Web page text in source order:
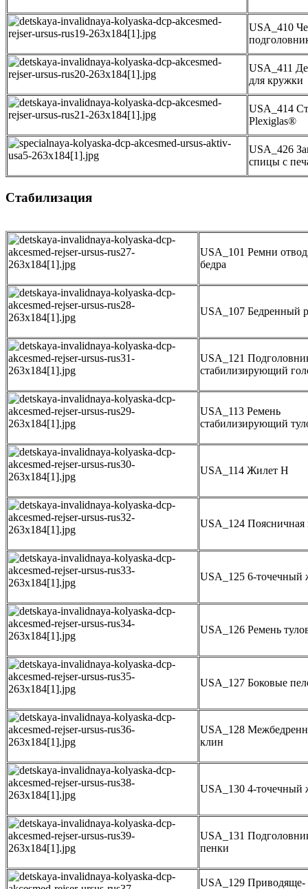
USA_410
USA_411
для кружки
USA_414
Plexiglas®
USA_426
спицы с
Стабилизация
USA_101 Ремни
бедра
USA_107 Бедренный
USA_121
стабилизирующий
USA_113 Ремень
стабилизирующий
USA_114 Жилет H
USA_124 Поясничная
USA_125 6-точечный
USA_126 Ремень
USA_127 Боковые
USA_128
клин
USA_130 4-точечный
USA_131
пенки
USA_129 Приводяще-